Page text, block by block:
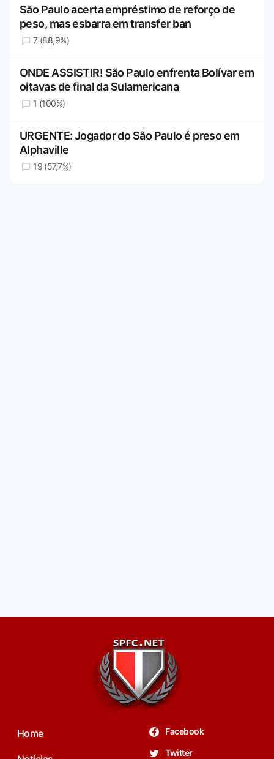
São Paulo acerta empréstimo de reforço de
peso, mas esbarra em transfer ban
7 (88,9%)
ONDE ASSISTIR! São Paulo enfrenta Bolívar em
oitavas de final da Sulamericana
1 (100%)
URGENTE: Jogador do São Paulo é preso em
Alphaville
19 (57,7%)
Home Facebook
Twitter